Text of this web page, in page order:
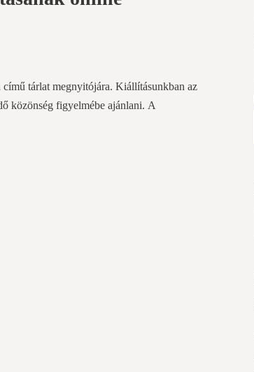
tárlat megnyitójára. Kiállításunkban az
közönség figyelmébe ajánlani. A